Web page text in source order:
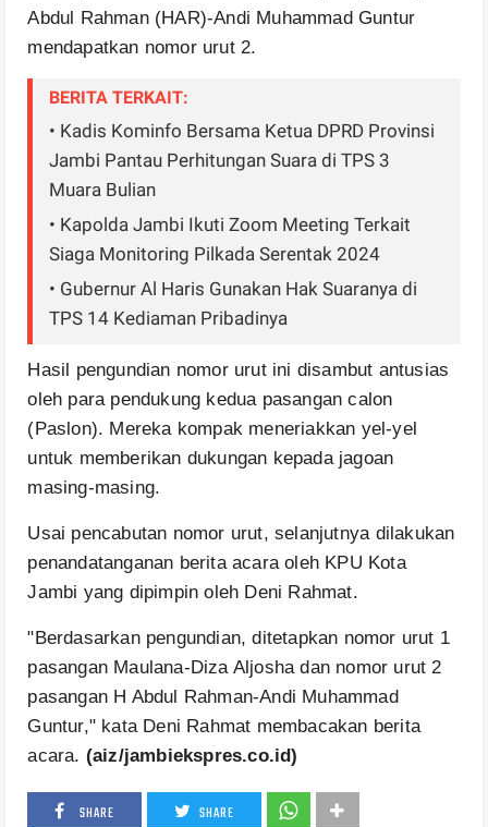
Abdul Rahman (HAR)-Andi Muhammad Guntur
mendapatkan nomor urut 2.
BERITA TERKAIT:
• Kadis Kominfo Bersama Ketua DPRD Provinsi
Jambi Pantau Perhitungan Suara di TPS 3
Muara Bulian
• Kapolda Jambi Ikuti Zoom Meeting Terkait
Siaga Monitoring Pilkada Serentak 2024
• Gubernur Al Haris Gunakan Hak Suaranya di
TPS 14 Kediaman Pribadinya
Hasil pengundian nomor urut ini disambut antusias
oleh para pendukung kedua pasangan calon
(Paslon). Mereka kompak meneriakkan yel-yel
untuk memberikan dukungan kepada jagoan
masing-masing.
Usai pencabutan nomor urut, selanjutnya dilakukan
penandatanganan berita acara oleh KPU Kota
Jambi yang dipimpin oleh Deni Rahmat.
"Berdasarkan pengundian, ditetapkan nomor urut 1
pasangan Maulana-Diza Aljosha dan nomor urut 2
pasangan H Abdul Rahman-Andi Muhammad
Guntur," kata Deni Rahmat membacakan berita
acara. (aiz/jambiekspres.co.id)
SHARE SHARE